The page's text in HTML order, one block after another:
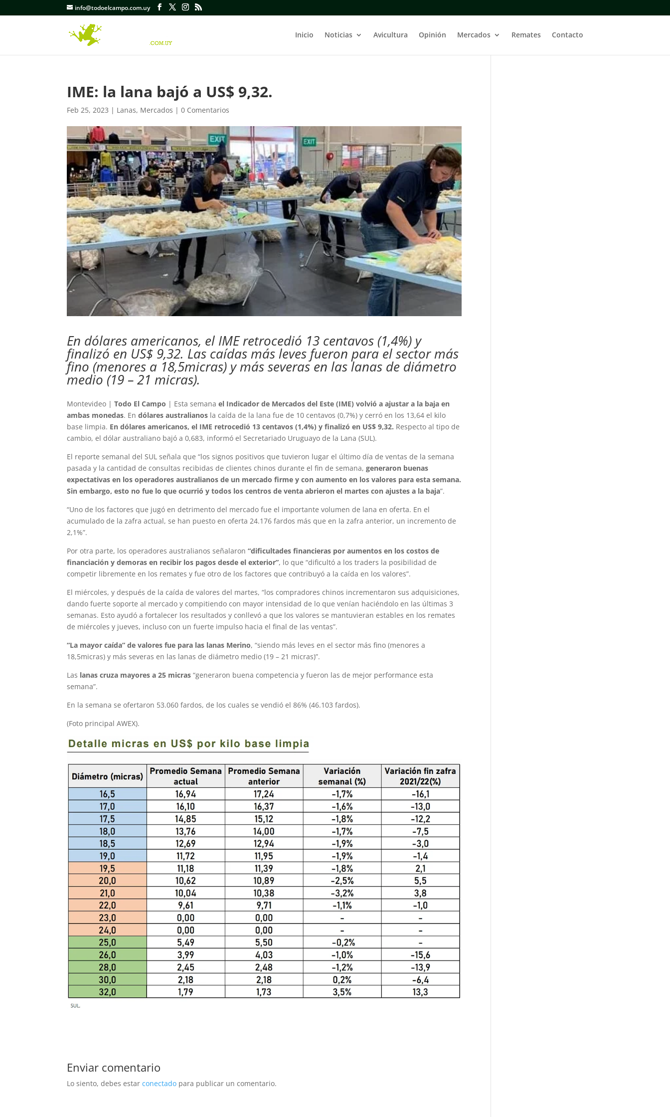
info@todoelcampo.com.uy
Inicio Noticias Avicultura Opinión Mercados Remates Contacto
IME: la lana bajó a US$ 9,32.
Feb 25, 2023 | Lanas, Mercados |0 Comentarios
En dólares americanos, el IME retrocedió 13 centavos (1,4%) y
finalizó en US$ 9,32. Las caídas más leves fueron para el sector más
fino (menores a 18,5micras) y más severas en las lanas de diámetro
medio (19 – 21 micras).
Montevideo |Todo El Campo | Esta semanael Indicador de Mercados del Este (IME) volvió a ajustar a la baja en
ambas monedas. Endólares australianos la caída de la lana fue de 10 centavos (0,7%) y cerró en los 13,64 el kilo
base limpia. En dólares americanos, el IME retrocedió 13 centavos (1,4%) y finalizó en US$ 9,32. Respecto al tipo de
cambio, el dólar australiano bajó a 0,683, informó el Secretariado Uruguayo de la Lana (SUL).
El reporte semanal del SUL señala que “los signos positivos que tuvieron lugar el último día de ventas de la semana
pasada y la cantidad de consultas recibidas de clientes chinos durante el fin de semana,generaron buenas
expectativas en los operadores australianos de un mercado firme y con aumento en los valores para esta semana.
Sin embargo, esto no fue lo que ocurrió y todos los centros de venta abrieron el martes con ajustes a la baja”.
“Uno de los factores que jugó en detrimento del mercado fue el importante volumen de lana en oferta. En el
acumulado de la zafra actual, se han puesto en oferta 24.176 fardos más que en la zafra anterior, un incremento de
2,1%”.
Por otra parte, los operadores australianos señalaron“dificultades financieras por aumentos en los costos de
financiación y demoras en recibir los pagos desde el exterior”, lo que “dificultó a los traders la posibilidad de
competir libremente en los remates y fue otro de los factores que contribuyó a la caída en los valores”.
El miércoles, y después de la caída de valores del martes, “los compradores chinos incrementaron sus adquisiciones,
dando fuerte soporte al mercado y compitiendo con mayor intensidad de lo que venían haciéndolo en las últimas 3
semanas. Esto ayudó a fortalecer los resultados y conllevó a que los valores se mantuvieran estables en los remates
de miércoles y jueves, incluso con un fuerte impulso hacia el final de las ventas”.
“La mayor caída” de valores fue para las lanas Merino, “siendo más leves en el sector más fino (menores a
18,5micras) y más severas en las lanas de diámetro medio (19 – 21 micras)”.
Las lanas cruza mayores a 25 micras “generaron buena competencia y fueron las de mejor performance esta
semana”.
En la semana se ofertaron 53.060 fardos, de los cuales se vendió el 86% (46.103 fardos).
(Foto principal AWEX).
Enviar comentario
Lo siento, debes estarconectado para publicar un comentario.